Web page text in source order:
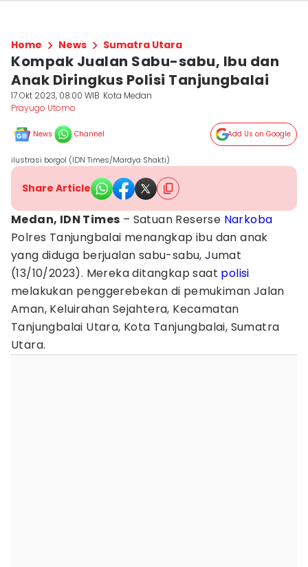
Home News Sumatra Utara
Kompak Jualan Sabu-sabu, Ibu dan
Anak Diringkus Polisi Tanjungbalai
17 Okt 2023, 08:00 WIB Kota Medan
Prayugo Utomo
News Channel Add Us on Google
ilustrasi borgol (IDN Times/Mardya Shakti)
Share Article
Medan, IDN Times – Satuan Reserse Narkoba
Polres Tanjungbalai menangkap ibu dan anak
yang diduga berjualan sabu-sabu, Jumat
(13/10/2023). Mereka ditangkap saat polisi
melakukan penggerebekan di pemukiman Jalan
Aman, Keluirahan Sejahtera, Kecamatan
Tanjungbalai Utara, Kota Tanjungbalai, Sumatra
Utara.